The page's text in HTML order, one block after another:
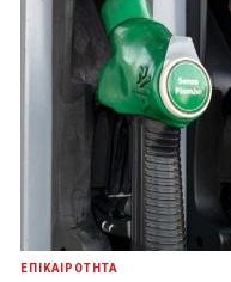
ΕΠΙΚΑΙΡΟΤΗΤΑ